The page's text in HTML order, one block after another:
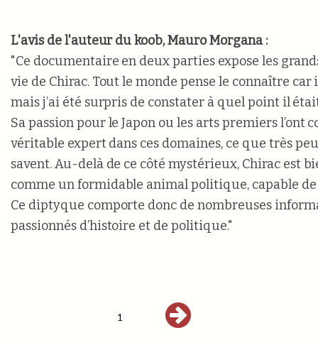
L'avis de l'auteur du koob, Mauro Morgana :
"Ce documentaire en deux parties expose les
vie de Chirac. Tout le monde pense le connaître
mais j’ai été surpris de constater à quel point il
Sa passion pour le Japon ou les arts premiers l’ont
véritable expert dans ces domaines, ce que très
savent. Au-delà de ce côté mystérieux, Chirac est
comme un formidable animal politique, capable de
Ce diptyque comporte donc de nombreuses
passionnés d’histoire et de politique."
1